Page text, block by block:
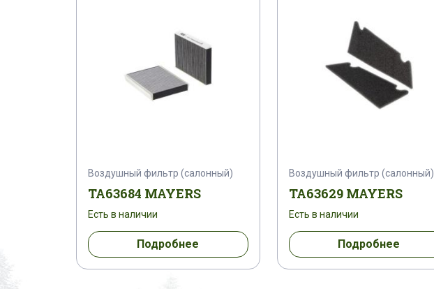
Воздушный фильтр (салонный)
TA63684 MAYERS
Есть в наличии
Подробнее
Воздушный фильтр (салонный)
TA63629 MAYERS
Есть в наличии
Подробнее